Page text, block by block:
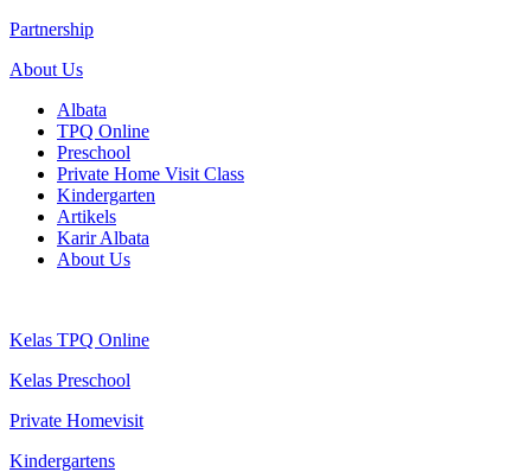
Partnership
About Us
Albata
TPQ Online
Preschool
Private Home Visit Class
Kindergarten
Artikels
Karir Albata
About Us
Kelas TPQ Online
Kelas Preschool
Private Homevisit
Kindergartens